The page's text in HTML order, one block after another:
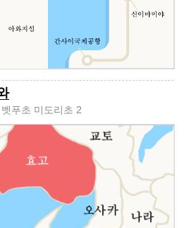
푸초 미도리초 2